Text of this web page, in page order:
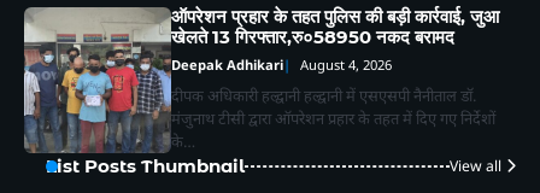
ऑपरेशन प्रहार के तहत पुलिस की बड़ी कार्रवाई, जुआ
खेलते 13 गिरफ्तार,रु०58950 नकद बरामद
Deepak Adhikari August 4, 2026
दीपक अधिकारी हल्द्वानी हल्द्वानी में एसएसपी नैनीताल डॉ.
मंजुनाथ टीसी द्वारा ऑपरेशन प्रहार के तहत में दिए गए निर्देशों
के…
List Posts Thumbnail View all